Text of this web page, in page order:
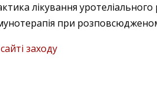
лікування уротеліального
при
заходу